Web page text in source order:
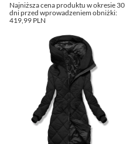
Najniższa cena produktu w okresie 30
dni przed wprowadzeniem obniżki:
419,99 PLN